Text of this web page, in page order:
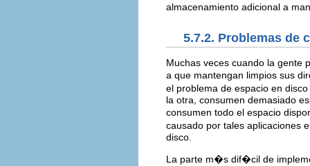
almacenamiento adicional a
5.7.2. Problemas de
Muchas veces cuando la gente
a que mantengan limpios sus
el problema de espacio en
la otra, consumen demasiado
consumen todo el espacio
causado por tales
disco.
La parte m�s dif�cil de